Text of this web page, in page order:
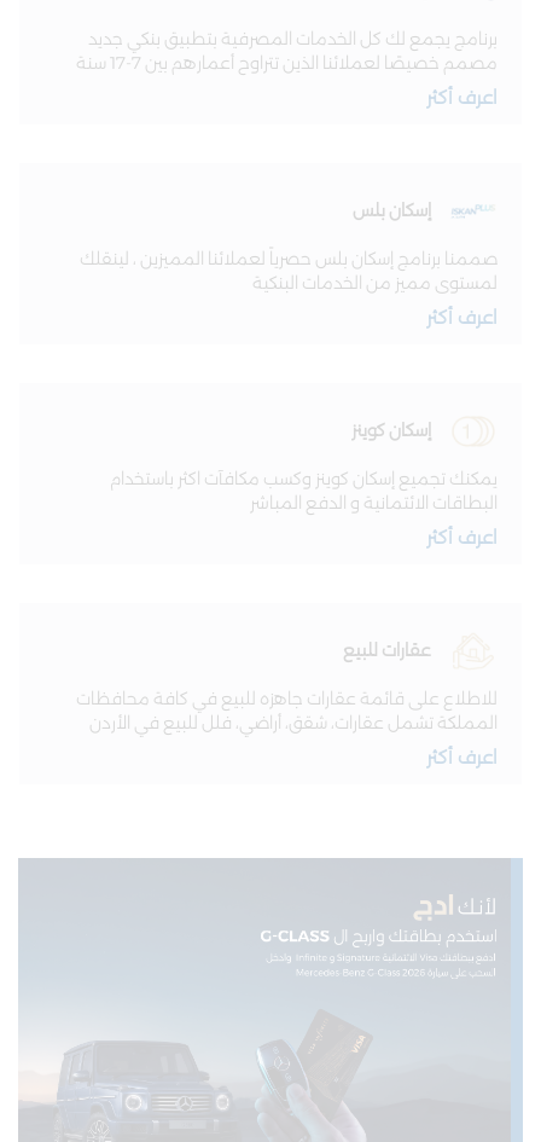
برنامج يجمع لك كل الخدمات المصرفية بتطبيق بنكي جديد
مصمم خصيصًا لعملائنا الذين تتراوح أعمارهم بين 7-17 سنة
اعرف أكثر
إسكان بلس
صممنا برنامج إسكان بلس حصرياً لعملائنا المميزين ، لينقلك
لمستوى مميز من الخدمات البنكية
اعرف أكثر
إسكان كوينز
يمكنك تجميع إسكان كوينز وكسب مكافآت اكثر باستخدام
البطاقات الائتمانية و الدفع المباشر
اعرف أكثر
عقارات للبيع
للاطلاع على قائمة عقارات جاهزه للبيع في كافة محافظات
المملكة تشمل عقارات، شقق، أراضي، فلل للبيع في الأردن
اعرف أكثر